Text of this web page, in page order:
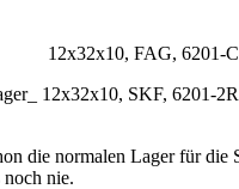
12x32x10, FAG, 6201-
12x32x10, SKF, 6201-
die normalen Lager für die
noch nie.